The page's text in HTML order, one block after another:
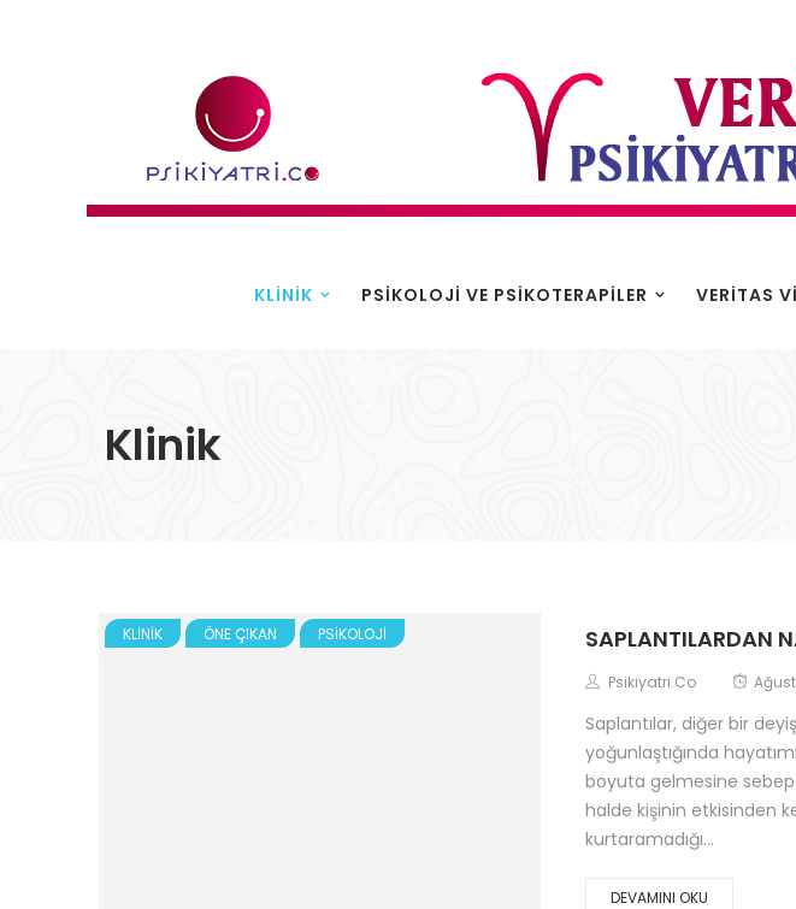
KLINIK PSIKOLOJI VE PSIKOTERAPILER VERITAS
Klinik
KLINIK ÖNE ÇIKAN PSIKOLOJI SAPLANTILARDAN
Psikiyatri.co
Saplantılar, diğer bir
yoğunlaştığında
boyuta gelmesine
halde kişinin etkisinden
kurtaramadığı...
DEVAMINI OKU